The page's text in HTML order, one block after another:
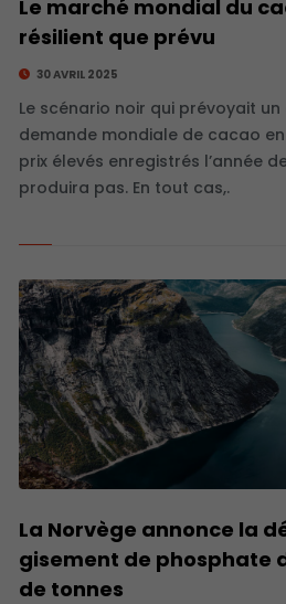
Le marché mondial du
résilient que prévu
30 AVRIL 2025
Le scénario noir qui prévoyait
demande mondiale de cacao
prix élevés enregistrés l’année
produira pas. En tout cas,.
La Norvège annonce la
gisement de phosphate
de tonnes